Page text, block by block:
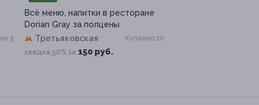
3
Всё меню, напитки в ресторане
Dorian Gray за полцены
Третьяковская
скидка 50% за 150 руб.
Куплено 10